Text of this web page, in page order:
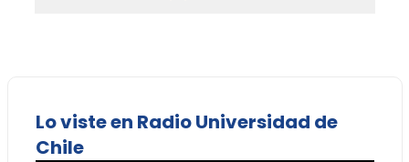
Lo viste en Radio Universidad de
Chile